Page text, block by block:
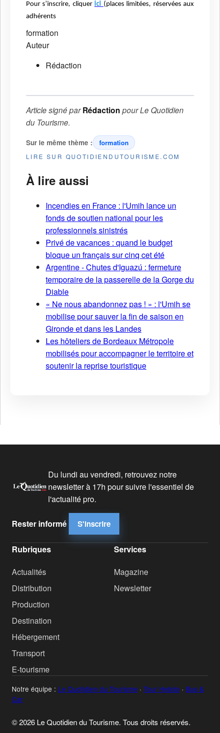
Pour s’inscrire, cliquer ici (places limitées, réservées aux
adhérents
formation
Auteur
Rédaction
Article signé parRédaction pourLe Quotidien
du Tourisme.
Sur le même thème : formation
LIRE SUR QUOTIDIENDUTOURISME.COM
À lire aussi
Incendies en France : l'Umih lance un
fonds de soutien national pour les
professionnels sinistrés
Privé de vacances : quand le budget
bloque un français sur cinq cet été
Argentine - Chutes d'Iguazú : fermeture
temporaire de la passerelle de la Gorge du
Diable
« Ne nous abandonnez pas ! » : l'Umih se
mobilise pour sauver la fin de saison en
Gironde et dans les Landes
Les hôteliers de Bordeaux Métropole
mobilisés pour accompagner le territoire et
soutenir la reprise touristique
Du lundi au vendredi, retrouvez notre
newsletter à 17h pour suivre l'essentiel de
l'actualité pro.
Rester informé S'inscrire
Rubriques
Actualités
Distribution
Production
Destination
Hébergement
Transport
E-tourisme
Services
Magazine
Newsletter
Notre équipe : Le Quotidien du Tourisme · Tour Hebdo · Bus &
Car
© 2026 Le Quotidien du Tourisme. Tous droits réservés.